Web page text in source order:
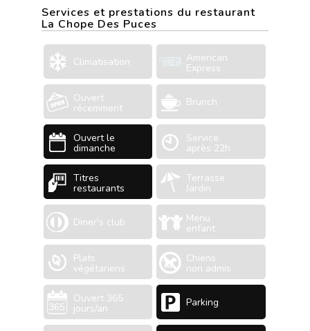
Services et prestations du restaurant
La Chope Des Puces
Climatisation American
Express
Ouvert
récemment Brunch
Ouvert le
dimanche
Service
après 22h
Titres
restaurants
Terrasse
Jardin
Diner's club Menu
enfant
Plats
végétariens
Chiens
non admis
Ouvert 365
jours/an Parking